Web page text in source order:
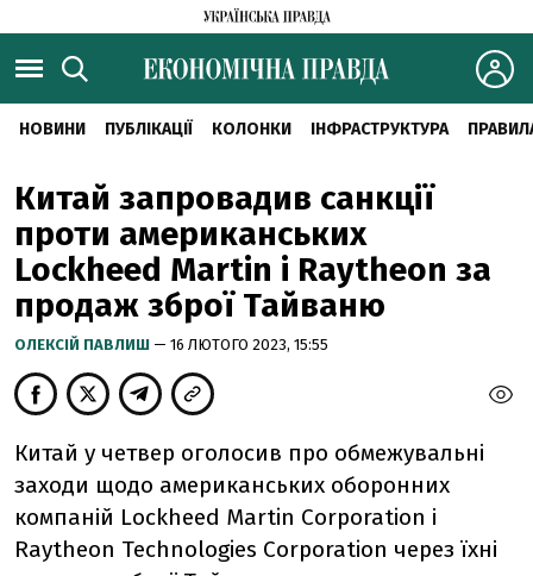
НОВИНИ ПУБЛІКАЦІЇ КОЛОНКИ ІНФРАСТРУКТУРА
Китай запровадив санкції
проти американських
Lockheed Martin і Raytheon за
продаж зброї Тайваню
ОЛЕКСІЙ ПАВЛИШ — 16 ЛЮТОГО 2023, 15:55
Китай у четвер оголосив про обмежувальні
заходи щодо американських оборонних
компаній Lockheed Martin Corporation і
Raytheon Technologies Corporation через їхні